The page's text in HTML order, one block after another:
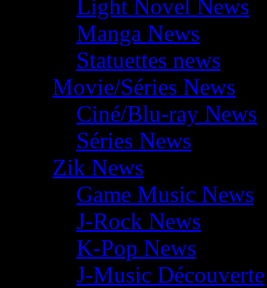
Light Novel News
Manga News
Statuettes news
Movie/Séries News
Ciné/Blu-ray News
Séries News
Zik News
Game Music News
J-Rock News
K-Pop News
J-Music Découverte